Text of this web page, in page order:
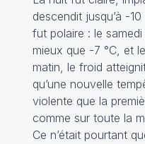
descendit jusqu’à -
fut polaire : le
mieux que -7 °C, et
matin, le froid
qu’une nouvelle
violente que la
comme sur toute la
Ce n’était pourtant